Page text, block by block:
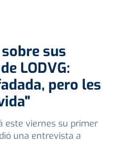
sus
LODVG:
pero les
este viernes su primer
una entrevista a